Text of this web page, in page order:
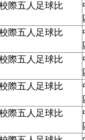
際五人足球比
際五人足球比
際五人足球比
際五人足球比
際五人足球比